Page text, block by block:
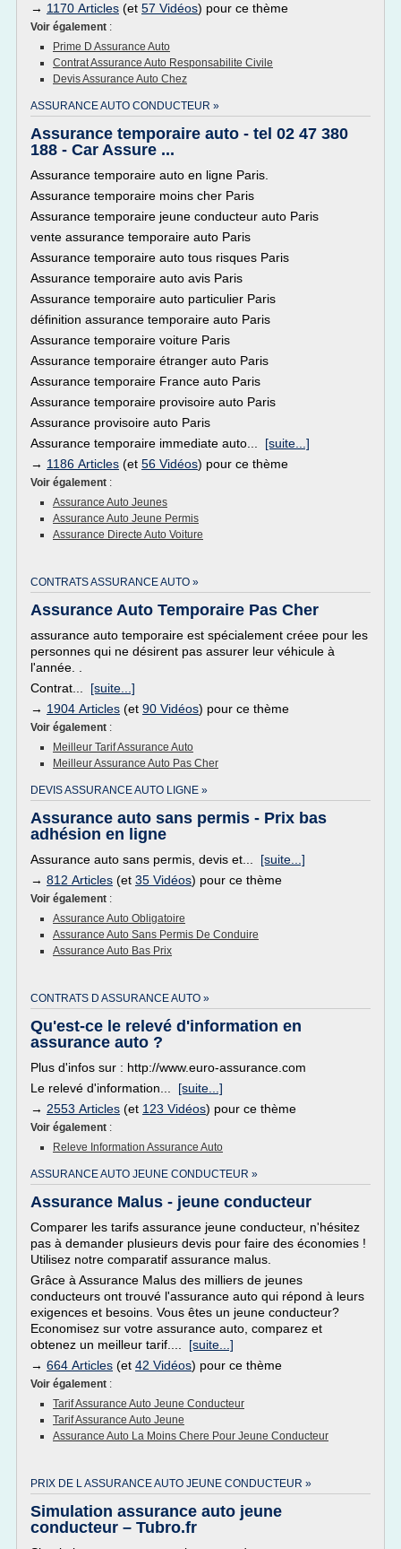
→ 1170 Articles (et 57 Vidéos) pour ce thème
Voir également :
Prime D Assurance Auto
Contrat Assurance Auto Responsabilite Civile
Devis Assurance Auto Chez
ASSURANCE AUTO CONDUCTEUR »
Assurance temporaire auto - tel 02 47 380
188 - Car Assure ...
Assurance temporaire auto en ligne Paris.
Assurance temporaire moins cher Paris
Assurance temporaire jeune conducteur auto Paris
vente assurance temporaire auto Paris
Assurance temporaire auto tous risques Paris
Assurance temporaire auto avis Paris
Assurance temporaire auto particulier Paris
définition assurance temporaire auto Paris
Assurance temporaire voiture Paris
Assurance temporaire étranger auto Paris
Assurance temporaire France auto Paris
Assurance temporaire provisoire auto Paris
Assurance provisoire auto Paris
Assurance temporaire immediate auto... [suite...]
→ 1186 Articles (et 56 Vidéos) pour ce thème
Voir également :
Assurance Auto Jeunes
Assurance Auto Jeune Permis
Assurance Directe Auto Voiture
CONTRATS ASSURANCE AUTO »
Assurance Auto Temporaire Pas Cher
assurance auto temporaire est spécialement créee pour les
personnes qui ne désirent pas assurer leur véhicule à
l'année. .
Contrat... [suite...]
→ 1904 Articles (et 90 Vidéos) pour ce thème
Voir également :
Meilleur Tarif Assurance Auto
Meilleur Assurance Auto Pas Cher
DEVIS ASSURANCE AUTO LIGNE »
Assurance auto sans permis - Prix bas
adhésion en ligne
Assurance auto sans permis, devis et... [suite...]
→ 812 Articles (et 35 Vidéos) pour ce thème
Voir également :
Assurance Auto Obligatoire
Assurance Auto Sans Permis De Conduire
Assurance Auto Bas Prix
CONTRATS D ASSURANCE AUTO »
Qu'est-ce le relevé d'information en
assurance auto ?
Plus d'infos sur : http://www.euro-assurance.com
Le relevé d'information... [suite...]
→ 2553 Articles (et 123 Vidéos) pour ce thème
Voir également :
Releve Information Assurance Auto
ASSURANCE AUTO JEUNE CONDUCTEUR »
Assurance Malus - jeune conducteur
Comparer les tarifs assurance jeune conducteur, n'hésitez
pas à demander plusieurs devis pour faire des économies !
Utilisez notre comparatif assurance malus.
Grâce à Assurance Malus des milliers de jeunes
conducteurs ont trouvé l'assurance auto qui répond à leurs
exigences et besoins. Vous êtes un jeune conducteur?
Economisez sur votre assurance auto, comparez et
obtenez un meilleur tarif.... [suite...]
→ 664 Articles (et 42 Vidéos) pour ce thème
Voir également :
Tarif Assurance Auto Jeune Conducteur
Tarif Assurance Auto Jeune
Assurance Auto La Moins Chere Pour Jeune Conducteur
PRIX DE L ASSURANCE AUTO JEUNE CONDUCTEUR »
Simulation assurance auto jeune
conducteur – Tubro.fr